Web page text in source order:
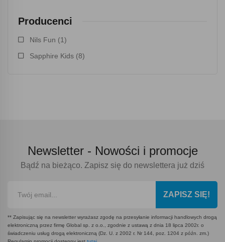
Producenci
Nils Fun (1)
Sapphire Kids (8)
Newsletter - Nowości i promocje
Bądź na bieżąco. Zapisz się do newslettera już dziś
ZAPISZ SIĘ!
** Zapisując się na newsletter wyrażasz zgodę na przesyłanie informacji handlowych drogą
elektroniczną przez firmę Global sp. z o.o., zgodnie z ustawą z dnia 18 lipca 2002r. o
świadczeniu usług drogą elektroniczną (Dz. U. z 2002 r. Nr 144, poz. 1204 z późn. zm.)